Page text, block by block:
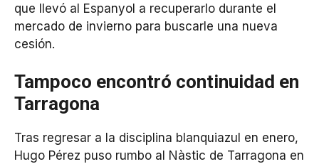
que llevó al Espanyol a recuperarlo durante el
mercado de invierno para buscarle una nueva
cesión.
Tampoco encontró continuidad en
Tarragona
Tras regresar a la disciplina blanquiazul en enero,
Hugo Pérez puso rumbo al Nàstic de Tarragona en